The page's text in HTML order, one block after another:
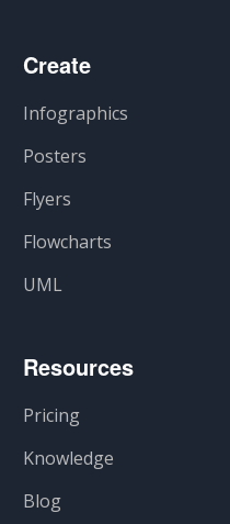
Create
Infographics
Posters
Flyers
Flowcharts
UML
Resources
Pricing
Knowledge
Blog